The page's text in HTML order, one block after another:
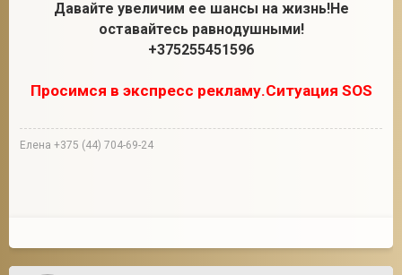
Давайте увеличим ее шансы на жизнь!Не
оставайтесь равнодушными!
+375255451596
Просимся в экспресс рекламу.Ситуация SOS
Елена +375 (44) 704-69-24